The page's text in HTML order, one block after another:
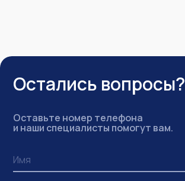
Остались вопросы?
Оставьте номер телефона
и наши специалисты помогут вам.